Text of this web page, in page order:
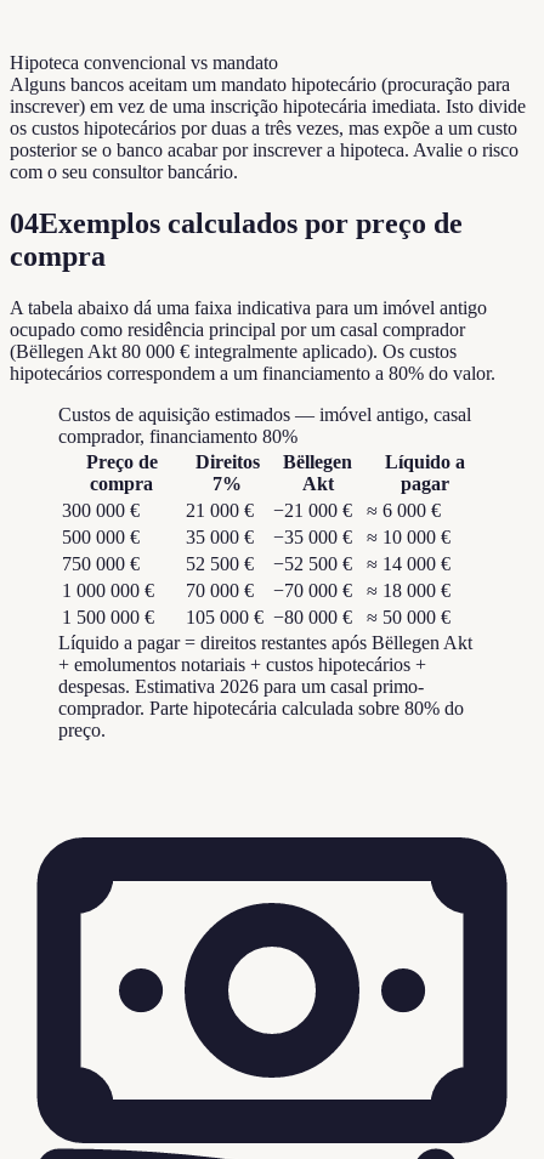
Hipoteca convencional vs mandato
Alguns bancos aceitam um mandato hipotecário (procuração para
inscrever) em vez de uma inscrição hipotecária imediata. Isto divide
os custos hipotecários por duas a três vezes, mas expõe a um custo
posterior se o banco acabar por inscrever a hipoteca. Avalie o risco
com o seu consultor bancário.
04Exemplos calculados por preço de
compra
A tabela abaixo dá uma faixa indicativa para um imóvel antigo
ocupado como residência principal por um casal comprador
(Bëllegen Akt 80 000 € integralmente aplicado). Os custos
hipotecários correspondem a um financiamento a 80% do valor.
Custos de aquisição estimados — imóvel antigo, casal
comprador, financiamento 80%
Preço de
compra
Direitos
7%
Bëllegen
Akt
Líquido a
pagar
300 000 €
21 000 € −21 000 €
≈ 6 000 €
500 000 €
35 000 € −35 000 €
≈ 10 000 €
750 000 €
52 500 € −52 500 €
≈ 14 000 €
1 000 000 €
70 000 € −70 000 €
≈ 18 000 €
1 500 000 €
105 000 € −80 000 €
≈ 50 000 €
Líquido a pagar = direitos restantes após Bëllegen Akt
+ emolumentos notariais + custos hipotecários +
despesas. Estimativa 2026 para um casal primo-
comprador. Parte hipotecária calculada sobre 80% do
preço.